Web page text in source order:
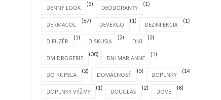
DENNÝ LOOK
(5)
DEODORANTY
(1)
DERMACOL
(67)
DEVERGO
(1)
DEZINFEKCIA
(1)
DIFUZÉR
(1)
DISKUSIA
(2)
DIXI
(2)
DM DROGERIE
(30)
DNI MARIANNE
(1)
DO KÚPEĽA
(2)
DOMÁCNOSŤ
(5)
DOPLNKY
(14)
DOPLNKY VÝŽIVY
(1)
DOUGLAS
(2)
DOVE
(8)